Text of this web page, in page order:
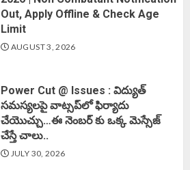
Out, Apply Offline & Check Age
Limit
AUGUST 3, 2026
Power Cut @ Issues : విద్యుత్
సమస్యలపై వాట్సప్‌లో ఫిర్యాదు
చేయొచ్చు…ఈ నెంబర్ కు ఒక్క మెస్సేజ్
చేస్తే చాలు..
JULY 30, 2026